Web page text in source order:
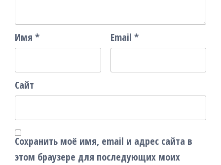
Имя * Email *
Сайт
Сохранить моё имя, email и адрес сайта в
этом браузере для последующих моих